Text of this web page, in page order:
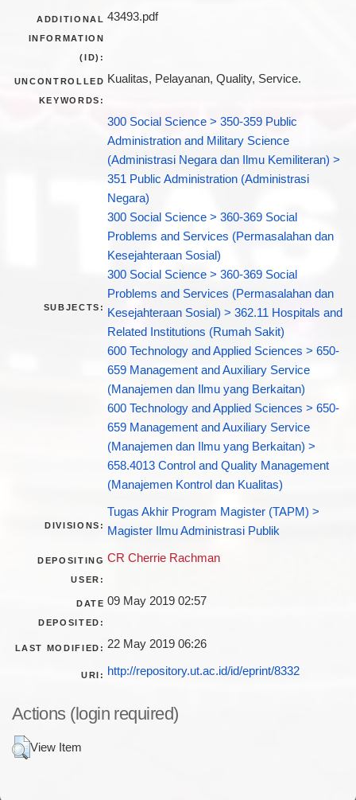
ADDITIONAL
INFORMATION
(ID):
43493.pdf
UNCONTROLLED
KEYWORDS:
Kualitas, Pelayanan, Quality, Service.
SUBJECTS:
300 Social Science > 350-359 Public
Administration and Military Science
(Administrasi Negara dan Ilmu Kemiliteran) >
351 Public Administration (Administrasi
Negara)
300 Social Science > 360-369 Social
Problems and Services (Permasalahan dan
Kesejahteraan Sosial)
300 Social Science > 360-369 Social
Problems and Services (Permasalahan dan
Kesejahteraan Sosial) > 362.11 Hospitals and
Related Institutions (Rumah Sakit)
600 Technology and Applied Sciences > 650-
659 Management and Auxiliary Service
(Manajemen dan Ilmu yang Berkaitan)
600 Technology and Applied Sciences > 650-
659 Management and Auxiliary Service
(Manajemen dan Ilmu yang Berkaitan) >
658.4013 Control and Quality Management
(Manajemen Kontrol dan Kualitas)
DIVISIONS:
Tugas Akhir Program Magister (TAPM) >
Magister Ilmu Administrasi Publik
DEPOSITING
USER:
CR Cherrie Rachman
DATE
DEPOSITED:
09 May 2019 02:57
LAST MODIFIED: 22 May 2019 06:26
URI: http://repository.ut.ac.id/id/eprint/8332
Actions (login required)
View Item